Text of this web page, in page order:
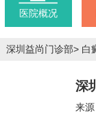
医院概况
深圳益尚门诊部>白
深
来